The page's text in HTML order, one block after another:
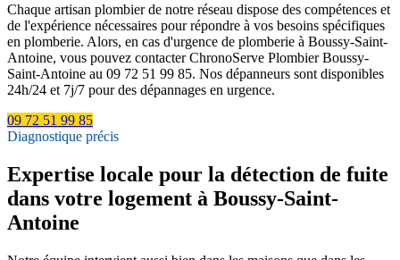
Chaque artisan plombier de notre réseau dispose des compétences et
de l'expérience nécessaires pour répondre à vos besoins spécifiques
en plomberie. Alors, en cas d'urgence de plomberie à Boussy-Saint-
Antoine, vous pouvez contacter ChronoServe Plombier Boussy-
Saint-Antoine au 09 72 51 99 85. Nos dépanneurs sont disponibles
24h/24 et 7j/7 pour des dépannages en urgence.
09 72 51 99 85
Diagnostique précis
Expertise locale pour la détection de fuite
dans votre logement à Boussy-Saint-
Antoine